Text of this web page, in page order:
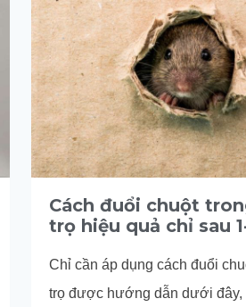
Cách đuổi chuột
trọ hiệu quả chỉ sau
Chỉ cần áp dụng cách đuổi
trọ được hướng dẫn dưới đây,